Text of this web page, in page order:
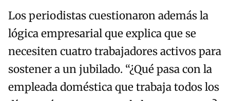
Los periodistas cuestionaron además la
lógica empresarial que explica que se
necesiten cuatro trabajadores activos para
sostener a un jubilado. “¿Qué pasa con la
empleada doméstica que trabaja todos los